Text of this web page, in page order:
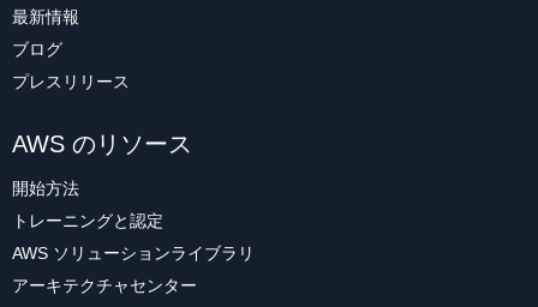
最新情報
ブログ
プレスリリース
AWS のリソース
開始方法
トレーニングと認定
AWS ソリューションライブラリ
アーキテクチャセンター